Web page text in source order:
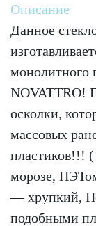
Описание
Данное
монолитного
NOVATTRO!
осколки,
массовых
пластиков!!!
морозе,
— хрупкий,
подобными